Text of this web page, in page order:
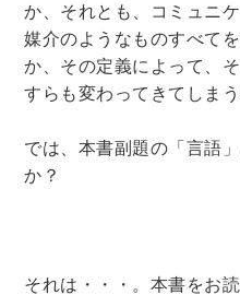
か、それとも、コミュニ
媒介のようなものすべて
か、その定義によって、
すらも変わってきてしまう
では、本書副題の「言語
か？
それは・・・。本書をお